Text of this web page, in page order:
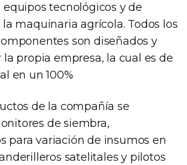
tecnológicos y de
maquinaria agrícola. Todos los
son diseñados y
propia empresa, la cual es de
en un 100%
de la compañía se
de siembra,
para variación de insumos en
satelitales y pilotos